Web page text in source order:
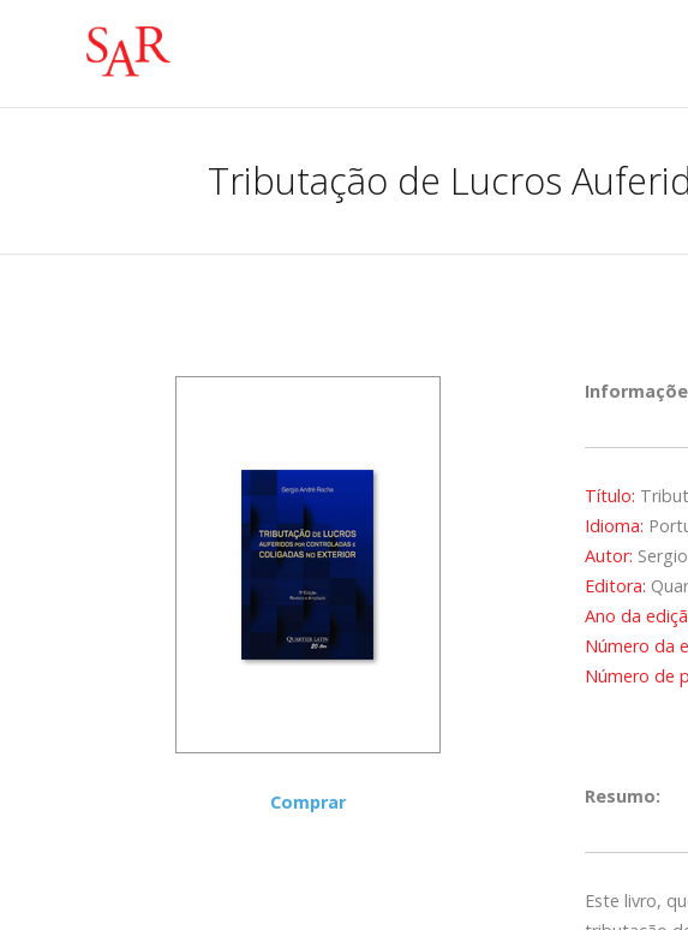
Tributação de Lucros
Comprar
Título:
Idioma:
Autor:
Editora:
Ano da
Número da
Número de
Resumo:
Este livro,